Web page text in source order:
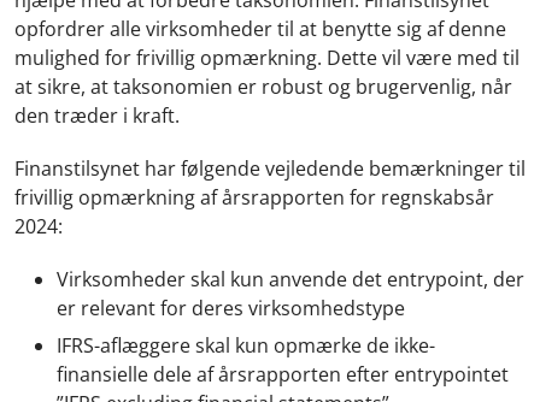
opfordrer alle virksomheder til at benytte sig af denne
mulighed for frivillig opmærkning. Dette vil være med til
at sikre, at taksonomien er robust og brugervenlig, når
den træder i kraft.
Finanstilsynet har følgende vejledende bemærkninger til
frivillig opmærkning af årsrapporten for regnskabsår
2024:
Virksomheder skal kun anvende det entrypoint, der
er relevant for deres virksomhedstype
IFRS-aflæggere skal kun opmærke de ikke-
finansielle dele af årsrapporten efter entrypointet